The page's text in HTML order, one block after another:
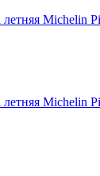
Michelin
Michelin